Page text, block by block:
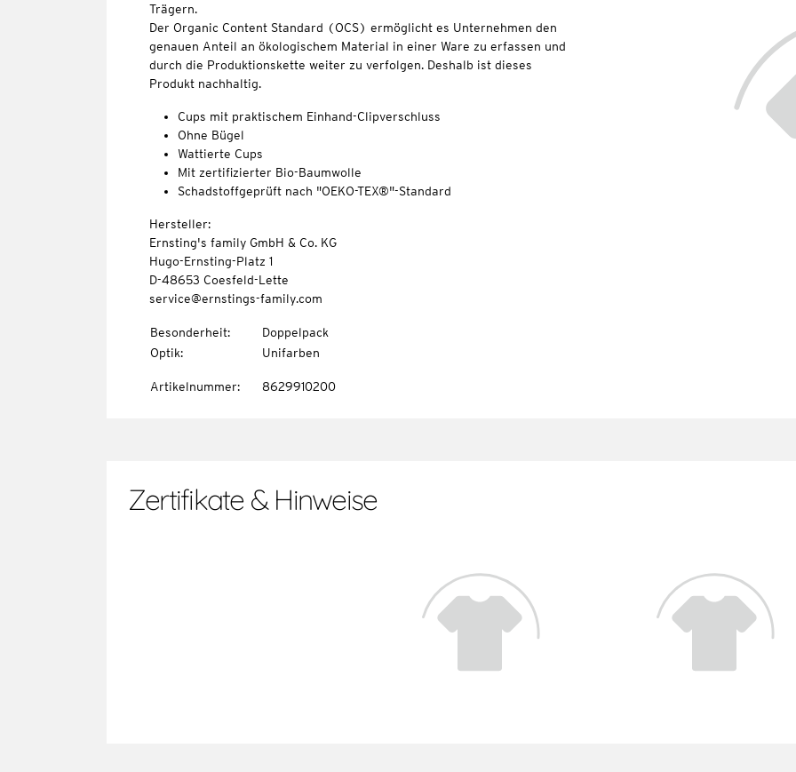
Trägern.
Der Organic Content Standard (OCS) ermöglicht es Unternehmen den
genauen Anteil an ökologischem Material in einer Ware zu erfassen und
durch die Produktionskette weiter zu verfolgen. Deshalb ist dieses
Produkt nachhaltig.
Cups mit praktischem Einhand-Clipverschluss
Ohne Bügel
Wattierte Cups
Mit zertifizierter Bio-Baumwolle
Schadstoffgeprüft nach "OEKO-TEX®"-Standard
Hersteller:
Ernsting's family GmbH & Co. KG
Hugo-Ernsting-Platz 1
D-48653 Coesfeld-Lette
service@ernstings-family.com
Besonderheit:
Doppelpack
Optik: Unifarben
Artikelnummer: 8629910200
Zertifikate & Hinweise